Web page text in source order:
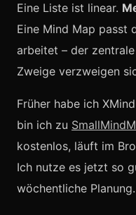
Eine Liste ist linear.
Eine Mind Map passt
arbeitet – der
Zweige verzweigen
Früher habe ich
bin ich zu
kostenlos, läuft im
Ich nutze es jetzt so
wöchentliche Planung.